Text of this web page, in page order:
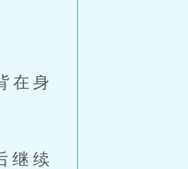
在身
继续